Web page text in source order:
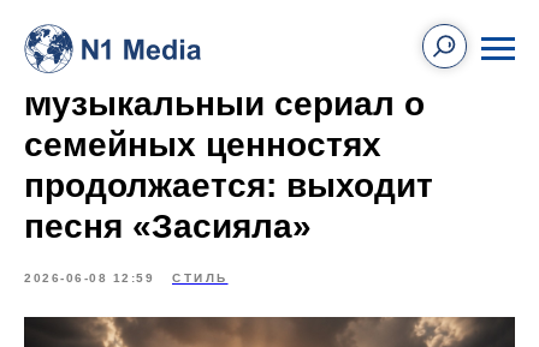
Музыкальный сериал о
семейных ценностях
продолжается: выходит
песня «Засияла»
2026-06-08 12:59 СТИЛЬ